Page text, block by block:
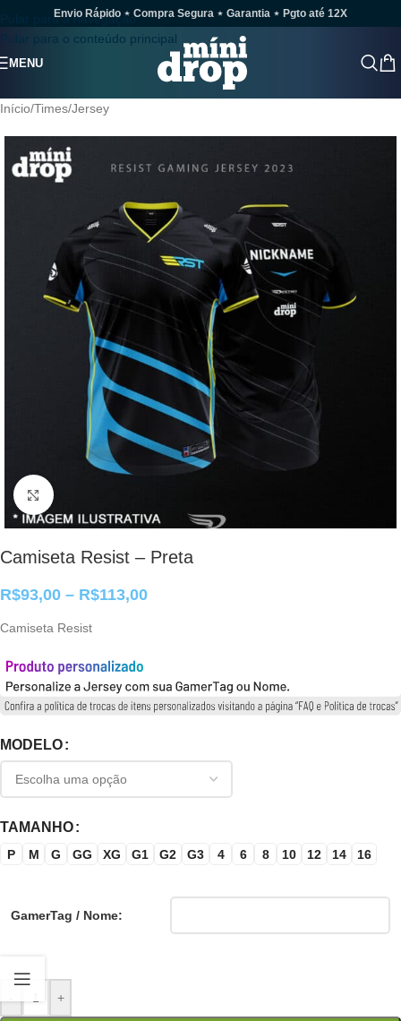
Pular para a navegação
Pular para o conteúdo principal
Envio Rápido ⋆ Compra Segura ⋆ Garantia ⋆ Pgto até 12X
MENU
Início/Times/Jersey
Clique para ampliar
Camiseta Resist – Preta
R$93,00 – R$113,00
Camiseta Resist
MODELO
TAMANHO
P M G GG XG G1 G2 G3 4 6 8 10 12 14 16
GamerTag / Nome:
+